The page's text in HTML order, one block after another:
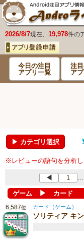
2026/8/7現在、 19,978件の
今日の注目
アプリ一覧
注
ア
▶ カテゴリ選択
※レビューの語句を分析し
◀ 1 …
ゲーム ▶ カード
6,587位 カード（ゲーム）
ソリティア キ